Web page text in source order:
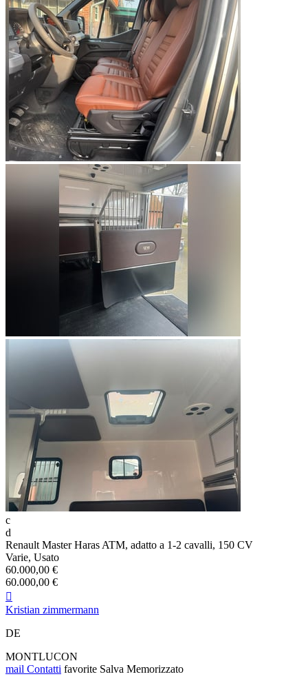
c
d
Renault Master Haras ATM, adatto a 1-2 cavalli, 150 CV
Varie, Usato
60.000,00 €
60.000,00 €

Kristian zimmermann
DE
MONTLUCON
mail Contatti favorite Salva Memorizzato